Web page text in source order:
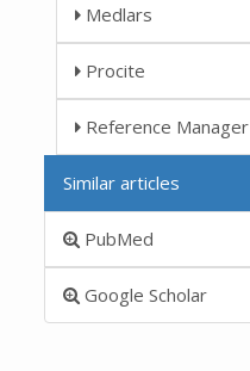
Medlars
Procite
Reference Manager
Similar articles
PubMed
Google Scholar